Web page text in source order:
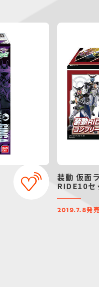
装動 仮面
RIDE10セ
2019.7.8発売